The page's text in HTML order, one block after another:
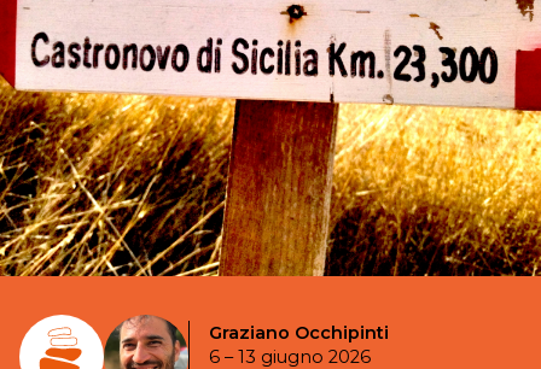
Graziano Occhipinti
6 – 13 giugno 2026